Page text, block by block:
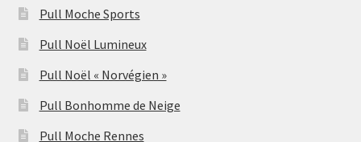
Pull Moche Sports
Pull Noël Lumineux
Pull Noël « Norvégien »
Pull Bonhomme de Neige
Pull Moche Rennes